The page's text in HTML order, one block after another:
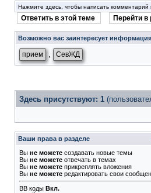
Нажмите здесь, чтобы написать
Ответить в этой теме Перейти
Возможно вас заинтересует
прием СевЖД
Здесь присутствуют: 1
Ваши права в разделе
Вы не можете создавать новые темы
Вы не можете отвечать в темах
Вы не можете прикреплять вложения
Вы не можете редактировать свои
BB коды Вкл.